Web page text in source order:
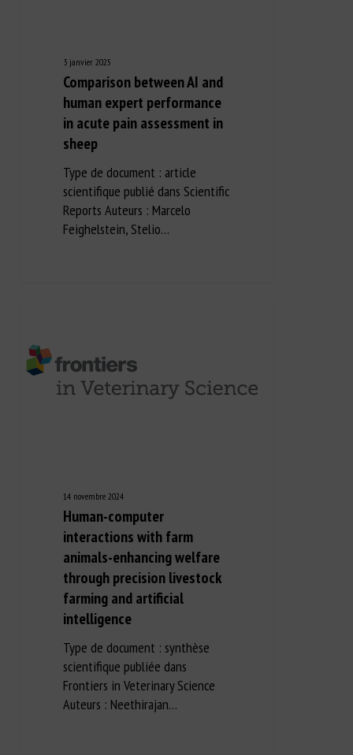
3 janvier 2025
Comparison between AI and
human expert performance
in acute pain assessment in
sheep
Type de document : article
scientifique publié dans Scientific
Reports Auteurs : Marcelo
Feighelstein, Stelio…
14 novembre 2024
Human-computer
interactions with farm
animals-enhancing welfare
through precision livestock
farming and artificial
intelligence
Type de document : synthèse
scientifique publiée dans
Frontiers in Veterinary Science
Auteurs : Neethirajan…